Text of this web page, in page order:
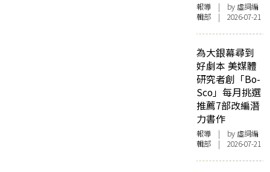
報導 | by 虛詞編
輯部 | 2026-07-21
為大銀幕尋到
好劇本 美媒體
研究者創「Bo-
Sco」每月挑選
推薦7部改編潛
力書作
報導 | by 虛詞編
輯部 | 2026-07-21